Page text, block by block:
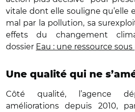
vitale dont elle souligne qu’elle
mal par la pollution, sa
effets du changement
dossier Eau : une ressource sous
Une qualité qui ne
Côté qualité, l’agence
améliorations depuis 2010,